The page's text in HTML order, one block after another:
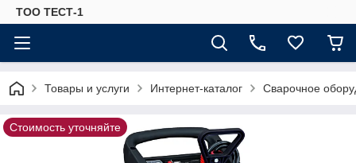
ТОО ТЕСТ-1
Товары и услуги Интернет-каталог Сварочное
Стоимость уточняйте